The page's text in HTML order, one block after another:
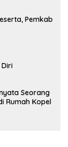
Pemkab
Seorang
Rumah Kopel